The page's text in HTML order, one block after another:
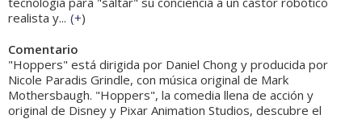
realista y... (+)
Comentario
"Hoppers" está dirigida por Daniel Chong y producida por
Nicole Paradis Grindle, con música original de Mark
Mothersbaugh. "Hoppers", la comedia llena de acción y
original de Disney y Pixar Animation Studios, descubre el